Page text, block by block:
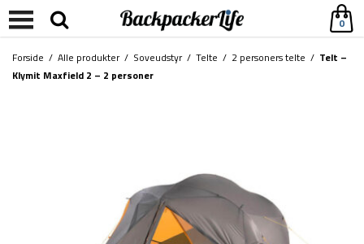
0
Forside / Alle produkter/ Soveudstyr/ Telte / 2 personers telte / Telt –
Klymit Maxfield 2 – 2 personer